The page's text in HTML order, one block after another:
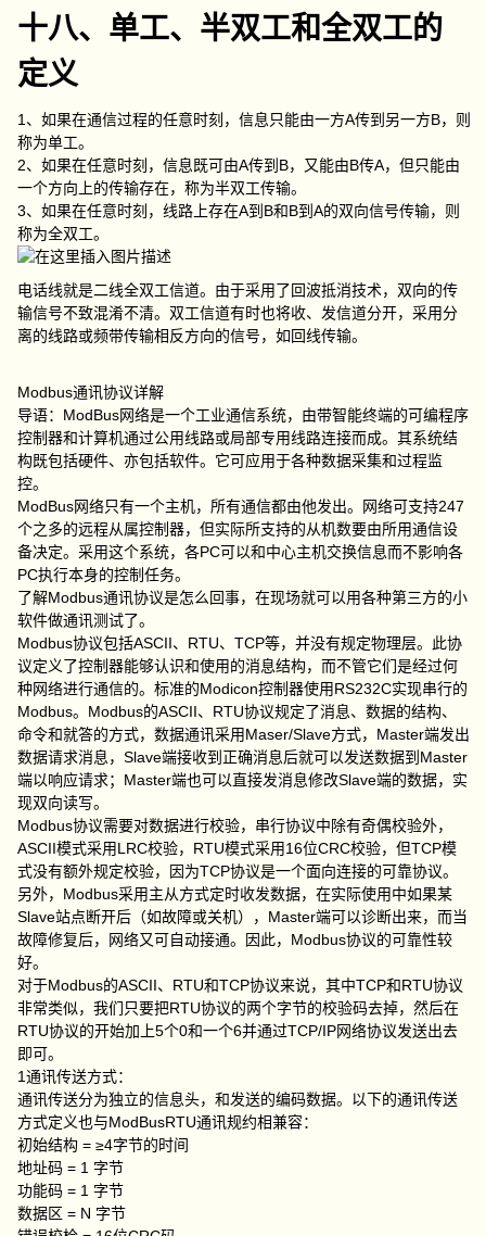
十八、单工、半双工和全双工的
定义
1、如果在通信过程的任意时刻，信息只能由一方A传到另一方B，则
称为单工。
2、如果在任意时刻，信息既可由A传到B，又能由B传A，但只能由
一个方向上的传输存在，称为半双工传输。
3、如果在任意时刻，线路上存在A到B和B到A的双向信号传输，则
称为全双工。
电话线就是二线全双工信道。由于采用了回波抵消技术，双向的传
输信号不致混淆不清。双工信道有时也将收、发信道分开，采用分
离的线路或频带传输相反方向的信号，如回线传输。
Modbus通讯协议详解
导语：ModBus网络是一个工业通信系统，由带智能终端的可编程序
控制器和计算机通过公用线路或局部专用线路连接而成。其系统结
构既包括硬件、亦包括软件。它可应用于各种数据采集和过程监
控。
ModBus网络只有一个主机，所有通信都由他发出。网络可支持247
个之多的远程从属控制器，但实际所支持的从机数要由所用通信设
备决定。采用这个系统，各PC可以和中心主机交换信息而不影响各
PC执行本身的控制任务。
了解Modbus通讯协议是怎么回事，在现场就可以用各种第三方的小
软件做通讯测试了。
Modbus协议包括ASCII、RTU、TCP等，并没有规定物理层。此协
议定义了控制器能够认识和使用的消息结构，而不管它们是经过何
种网络进行通信的。标准的Modicon控制器使用RS232C实现串行的
Modbus。Modbus的ASCII、RTU协议规定了消息、数据的结构、
命令和就答的方式，数据通讯采用Maser/Slave方式，Master端发出
数据请求消息，Slave端接收到正确消息后就可以发送数据到Master
端以响应请求；Master端也可以直接发消息修改Slave端的数据，实
现双向读写。
Modbus协议需要对数据进行校验，串行协议中除有奇偶校验外，
ASCII模式采用LRC校验，RTU模式采用16位CRC校验，但TCP模
式没有额外规定校验，因为TCP协议是一个面向连接的可靠协议。
另外，Modbus采用主从方式定时收发数据，在实际使用中如果某
Slave站点断开后（如故障或关机），Master端可以诊断出来，而当
故障修复后，网络又可自动接通。因此，Modbus协议的可靠性较
好。
对于Modbus的ASCII、RTU和TCP协议来说，其中TCP和RTU协议
非常类似，我们只要把RTU协议的两个字节的校验码去掉，然后在
RTU协议的开始加上5个0和一个6并通过TCP/IP网络协议发送出去
即可。
1通讯传送方式：
通讯传送分为独立的信息头，和发送的编码数据。以下的通讯传送
方式定义也与ModBusRTU通讯规约相兼容：
初始结构 = ≥4字节的时间
地址码 = 1 字节
功能码 = 1 字节
数据区 = N 字节